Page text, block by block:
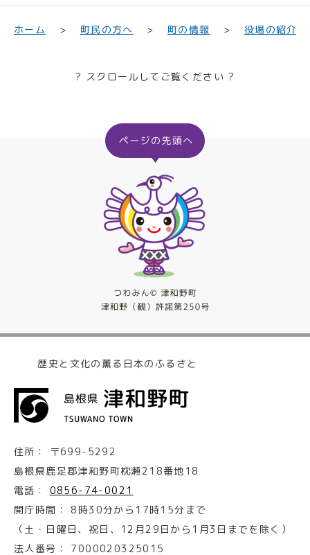
ホーム 町民の方へ 町の情報 役場の紹介
? スクロールしてご覧ください ?
歴史と文化の薫る日本のふるさと
住所：
〒699-5292
島根県鹿足郡津和野町枕瀬218番地18
電話：
0856-74-0021
開庁時間：
8時30分から17時15分まで
（土・日曜日、祝日、12月29日から1月3日までを除く）
法人番号：
7000020325015